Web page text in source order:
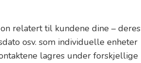
relatert til kundene dine – deres
osv. som individuelle enheter
lagres under forskjellige